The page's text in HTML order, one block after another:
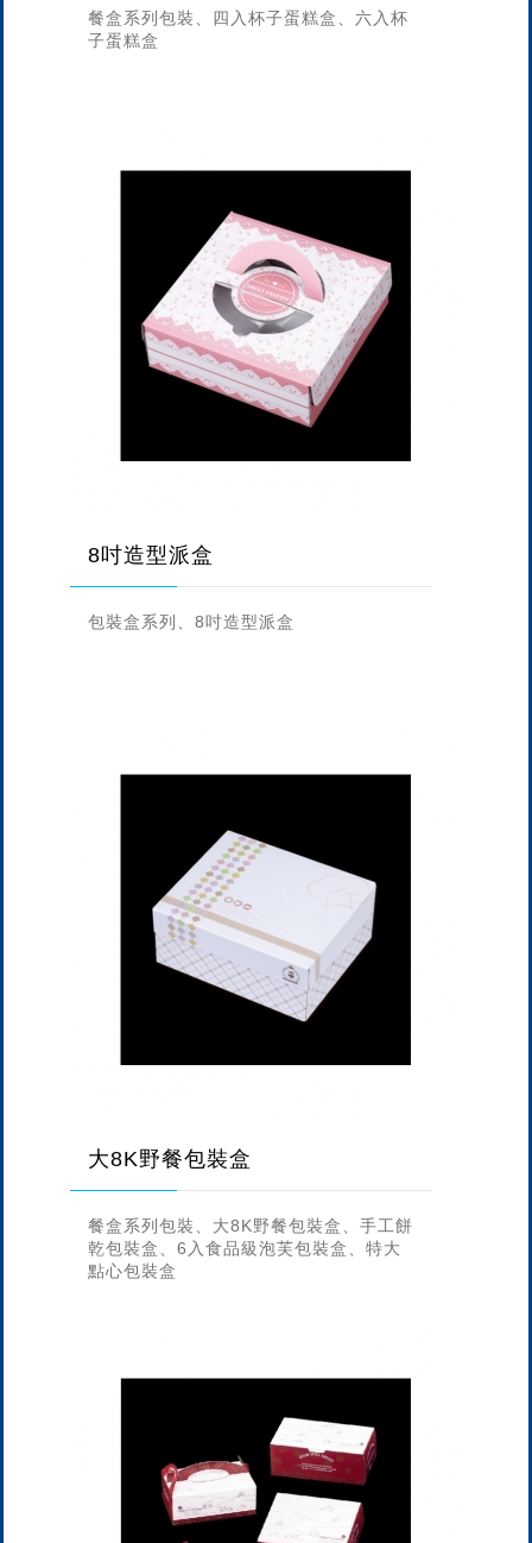
餐盒系列包裝、四入杯子蛋糕盒、六入杯
子蛋糕盒
8吋造型派盒
包裝盒系列、8吋造型派盒
大8K野餐包裝盒
餐盒系列包裝、大8K野餐包裝盒、手工餅
乾包裝盒、6入食品級泡芙包裝盒、特大
點心包裝盒